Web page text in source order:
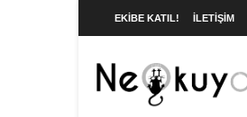
EKIBE KATIL! İLETIŞIM